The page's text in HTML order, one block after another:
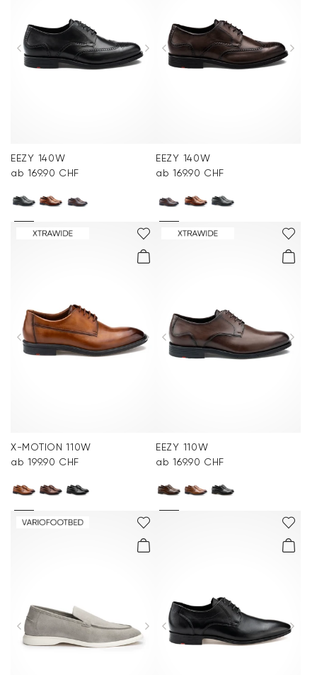
EEZY 140W
ab 169.90 CHF
EEZY 140W
ab 169.90 CHF
X-MOTION 110W
ab 199.90 CHF
EEZY 110W
ab 169.90 CHF